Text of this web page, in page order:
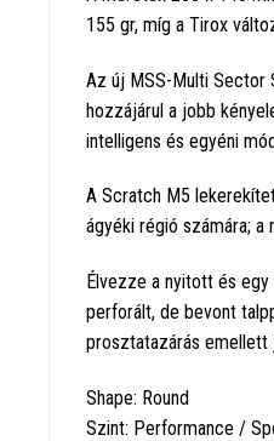
155 gr, míg a Tirox
Az új MSS-Multi Sector
hozzájárul a jobb
intelligens és egyéni
A Scratch M5
ágyéki régió számára; a
Élvezze a nyitott és
perforált, de bevont
prosztatazárás emellett
Shape: Round
Szint: Performance /